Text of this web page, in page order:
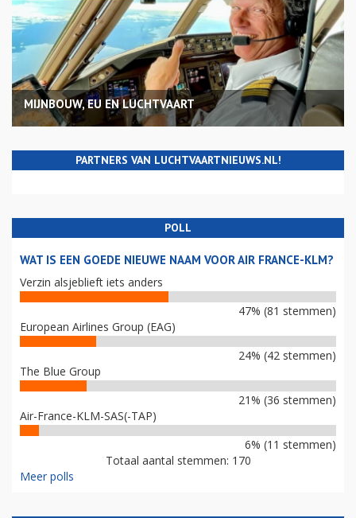
MIJNBOUW, EU EN LUCHTVAART
PARTNERS VAN LUCHTVAARTNIEUWS.NL!
POLL
WAT IS EEN GOEDE NIEUWE NAAM VOOR AIR FRANCE-KLM?
Verzin alsjeblieft iets anders
47% (81 stemmen)
European Airlines Group (EAG)
24% (42 stemmen)
The Blue Group
21% (36 stemmen)
Air-France-KLM-SAS(-TAP)
6% (11 stemmen)
Totaal aantal stemmen: 170
Meer polls